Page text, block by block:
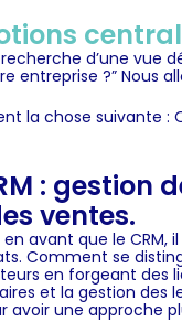
d’une vue
entreprise ?” Nous
la chose suivante :
: gestion
ventes.
en avant que le CRM,
Comment se
en forgeant des
et la gestion
avoir une approche